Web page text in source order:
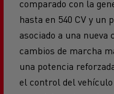
hasta en 540 CV y un
asociado a una nueva
cambios de marcha
una potencia
el control del
especialmente en